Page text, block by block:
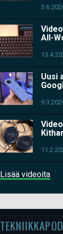
All-
Uusi
Lisää videoita